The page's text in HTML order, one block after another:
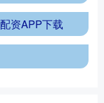
资APP下载